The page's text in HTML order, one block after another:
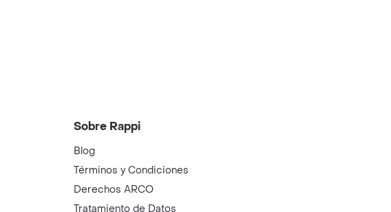
Sobre Rappi
Blog
Términos y Condiciones
Derechos ARCO
Tratamiento de Datos